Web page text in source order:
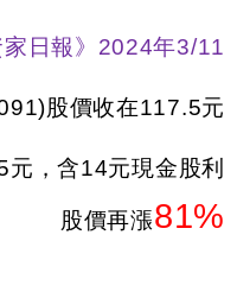
日報》2024年3/11
股價收在117.5元
，含14元現金股利
股價再漲81%